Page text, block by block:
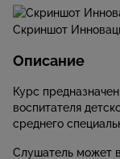
Скриншот
Описание
Курс
воспитателя
среднего
Слушатель может